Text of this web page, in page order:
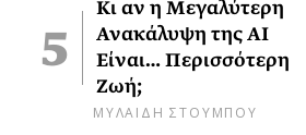
Κι αν η Μεγαλύτερη
Ανακάλυψη της AI
Είναι… Περισσότερη
Ζωή;
ΜΥΛΑΙΔΗ ΣΤΟΥΜΠΟΥ